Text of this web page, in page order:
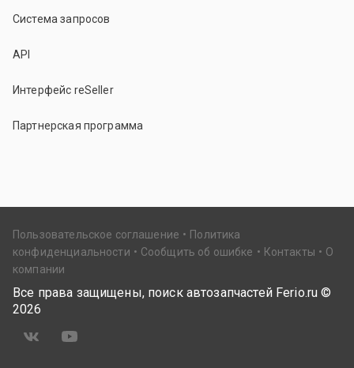
Система запросов
API
Интерфейс reSeller
Партнерская программа
Пользовательское соглашение
Политика
конфиденциальности
Сообщить об ошибке Контакты
О
компании
Все права защищены, поиск автозапчастей Ferio.ru ©
2026